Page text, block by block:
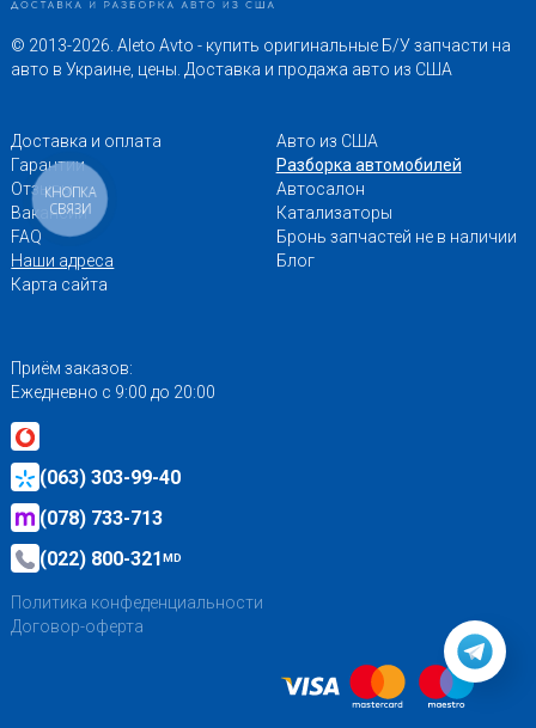
© 2013-2026. Aleto Avto - купить оригинальные Б/У запчасти на
авто в Украине, цены. Доставка и продажа авто из США
Доставка и оплата
Гарантии
Отзывы
Вакансии
FAQ
Наши адреса
Карта сайта
Авто из США
Разборка автомобилей
Автосалон
Катализаторы
Бронь запчастей не в наличии
Блог
Приём заказов:
Ежедневно с 9:00 до 20:00
(063) 303-99-40
(078) 733-713
(022) 800-321MD
Политика конфеденциальности
Договор-оферта
КНОПКА
СВЯЗИ